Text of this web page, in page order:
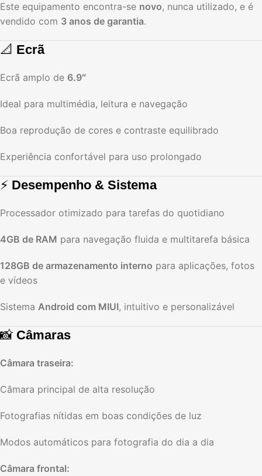
Este equipamento encontra-se novo, nunca utilizado, e é
vendido com 3 anos de garantia.
📐 Ecrã
Ecrã amplo de 6.9″
Ideal para multimédia, leitura e navegação
Boa reprodução de cores e contraste equilibrado
Experiência confortável para uso prolongado
⚡ Desempenho & Sistema
Processador otimizado para tarefas do quotidiano
4GB de RAM para navegação fluida e multitarefa básica
128GB de armazenamento interno para aplicações, fotos
e vídeos
Sistema Android com MIUI, intuitivo e personalizável
📸 Câmaras
Câmara traseira:
Câmara principal de alta resolução
Fotografias nítidas em boas condições de luz
Modos automáticos para fotografia do dia a dia
Câmara frontal: